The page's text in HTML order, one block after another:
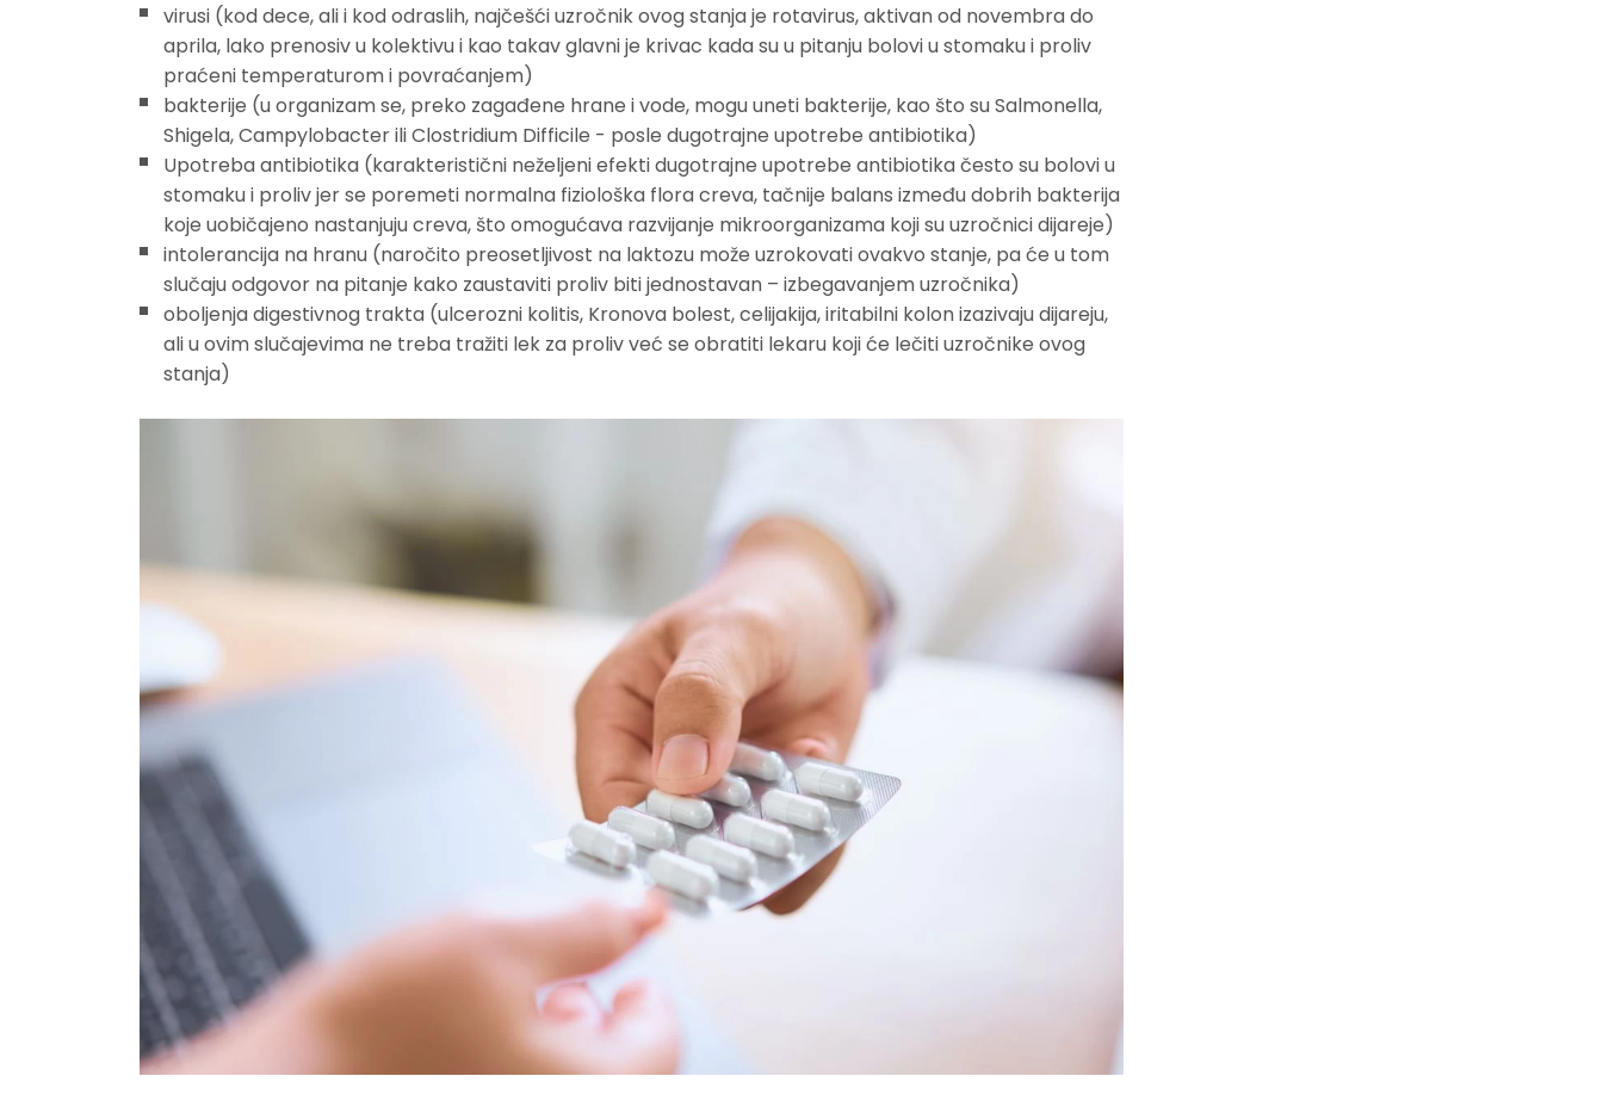
virusi (kod dece, ali i kod odraslih, najčešći uzročnik ovog stanja je rotavirus, aktivan od novembra do
aprila, lako prenosiv u kolektivu i kao takav glavni je krivac kada su u pitanju bolovi u stomaku i proliv
praćeni temperaturom i povraćanjem)
bakterije (u organizam se, preko zagađene hrane i vode, mogu uneti bakterije, kao što su Salmonella,
Shigela, Campylobacter ili Clostridium Difficile - posle dugotrajne upotrebe antibiotika)
Upotreba antibiotika (karakteristični neželjeni efekti dugotrajne upotrebe antibiotika često su bolovi u
stomaku i proliv jer se poremeti normalna fiziološka flora creva, tačnije balans između dobrih bakterija
koje uobičajeno nastanjuju creva, što omogućava razvijanje mikroorganizama koji su uzročnici dijareje)
intolerancija na hranu (naročito preosetljivost na laktozu može uzrokovati ovakvo stanje, pa će u tom
slučaju odgovor na pitanje kako zaustaviti proliv biti jednostavan – izbegavanjem uzročnika)
oboljenja digestivnog trakta (ulcerozni kolitis, Kronova bolest, celijakija, iritabilni kolon izazivaju dijareju,
ali u ovim slučajevima ne treba tražiti lek za proliv već se obratiti lekaru koji će lečiti uzročnike ovog
stanja)